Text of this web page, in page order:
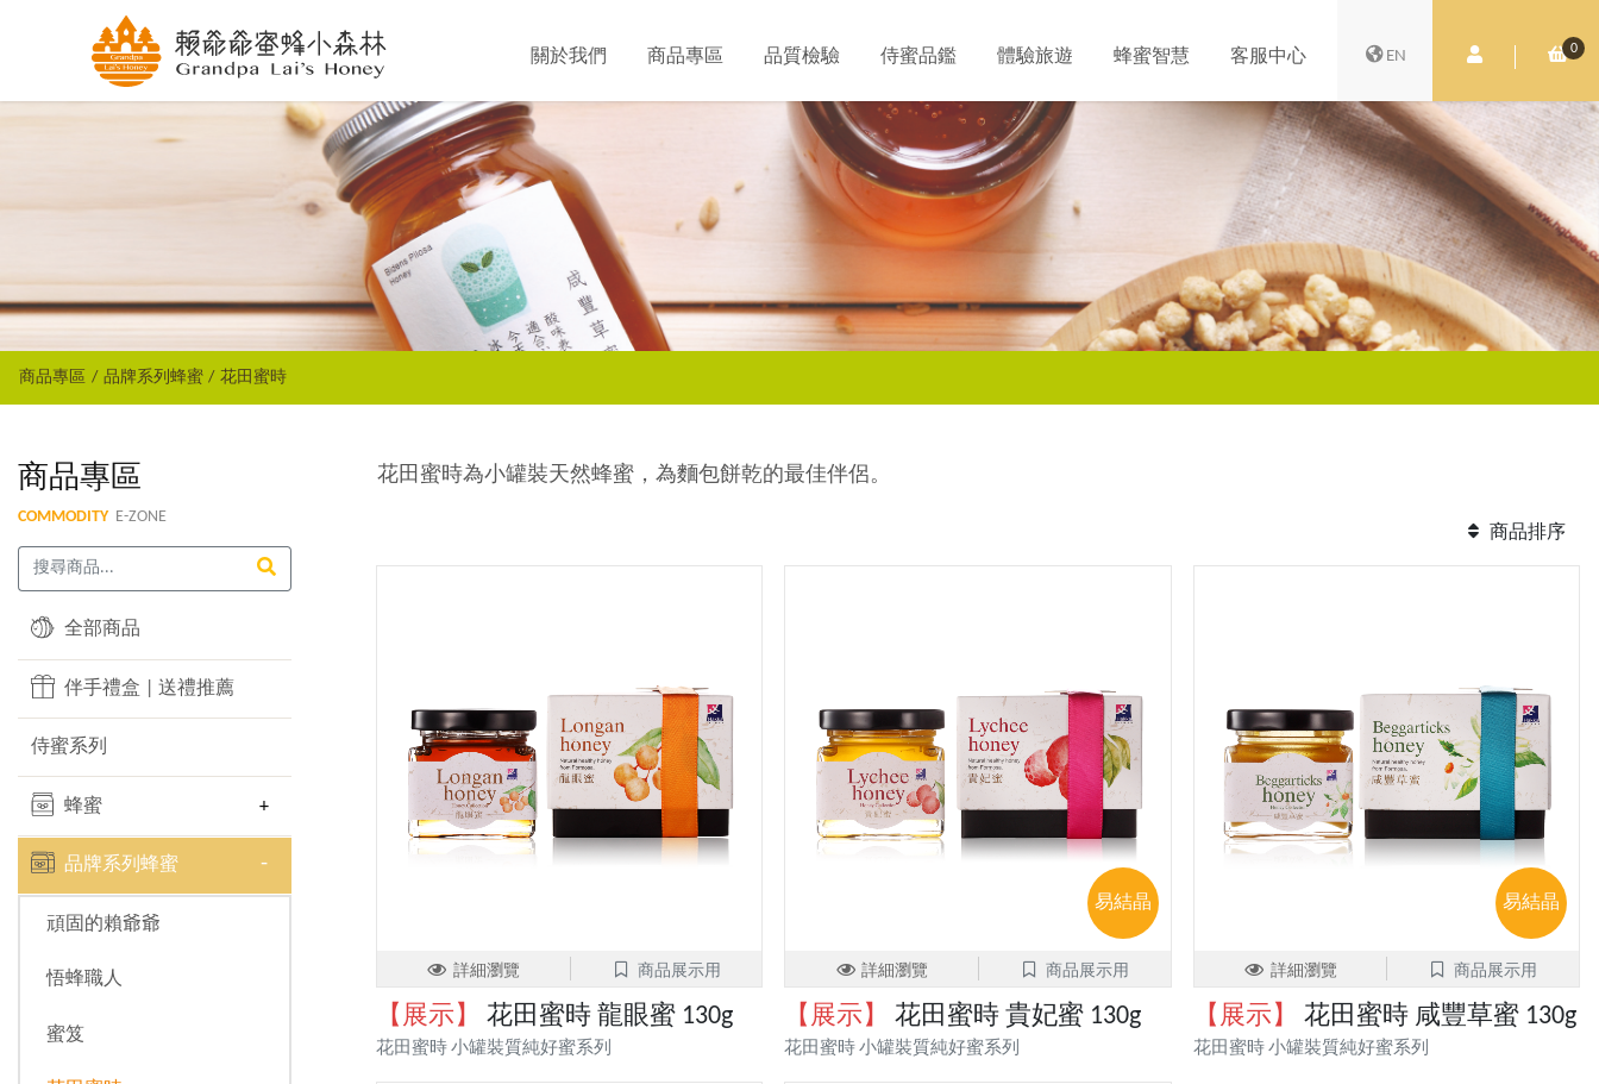
關於我們 商品專區 品質檢驗 侍蜜品鑑 體驗旅遊 蜂蜜智慧 客服中心 EN 會員中心 0
購
商品專區 品牌系列蜂蜜 花田蜜時
商品專區
COMMODITY E-ZONE
全部商品
伴手禮盒 | 送禮推薦
侍蜜系列
蜂蜜
品牌系列蜂蜜
頑固的賴爺爺
悟蜂職人
蜜笈
花田蜜時為小罐裝天然蜂蜜，為麵包餅乾的最佳伴侶。
商品排序
詳細瀏覽 商品展示用
【展示】 花田蜜時 龍眼蜜 130g
花田蜜時 小罐裝質純好蜜系列
易結晶
詳細瀏覽 商品展示用
【展示】 花田蜜時 貴妃蜜 130g
花田蜜時 小罐裝質純好蜜系列
易結晶
詳細瀏覽 商品展示用
【展示】 花田蜜時 咸豐草蜜 130g
花田蜜時 小罐裝質純好蜜系列